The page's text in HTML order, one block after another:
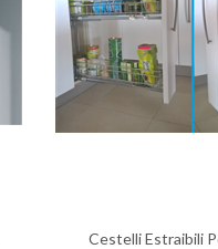
Cestelli Estraibili